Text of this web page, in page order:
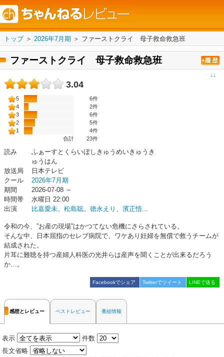
トップ＞ 2026年7月期 ＞ ファーストクライ 母子救命救急班
ファーストクライ 母子救命救急班
↓↓
3.04
5
6件
4
2件
3
6件
2
5件
1
4件
合計
23件
読み
ふぁーすとくらいぼしきゅうめいきゅうき
ゅうはん
放送局
日本テレビ
クール
2026年7月期
期間
2026-07-08 ～
時間帯
水曜日 22:00
出演
比嘉愛未、 松島聡、 徳永えり 、 濱正悟...
令和の今、”お産の現場”はかつてない危機にさらされている。
そんな中、日本屈指のセレブ病院で、ワケあり妊婦を無償で救うチームが
結成された。
片耳に難聴を持つ産婦人科医の光井らは産声を聞くことが出来るだろう
か…。
Facebookでシェア Twitterでツイート LINEで送る
感想とレビュー ベストレビュー 番組情報
表示
件数
長文省略